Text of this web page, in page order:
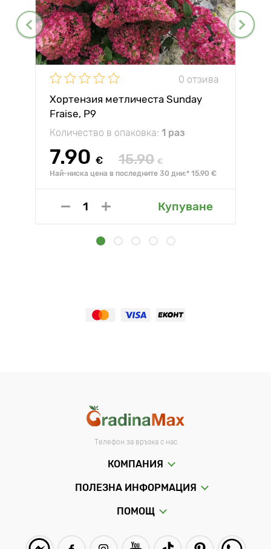
0 отзива
Хортензия метличеста Sunday
Fraise, P9
Количество в опаковка: 1 раз
7.90 € 15.90 €
Най-ниска цена в последните 30 дни:* 15.90 €
Купуване
Телефон за връзка с нас
КОМПАНИЯ
ПОЛЕЗНА ИНФОРМАЦИЯ
ПОМОЩ